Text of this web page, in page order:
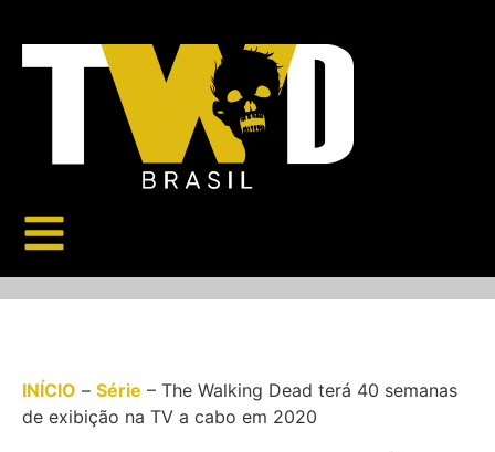
INÍCIO – Série – The Walking Dead terá 40 semanas
de exibição na TV a cabo em 2020